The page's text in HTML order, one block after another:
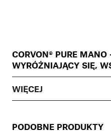
CORVON® PURE
WYRÓŻNIAJĄCY SIĘ,
WIĘCEJ
PODOBNE PRODUKTY